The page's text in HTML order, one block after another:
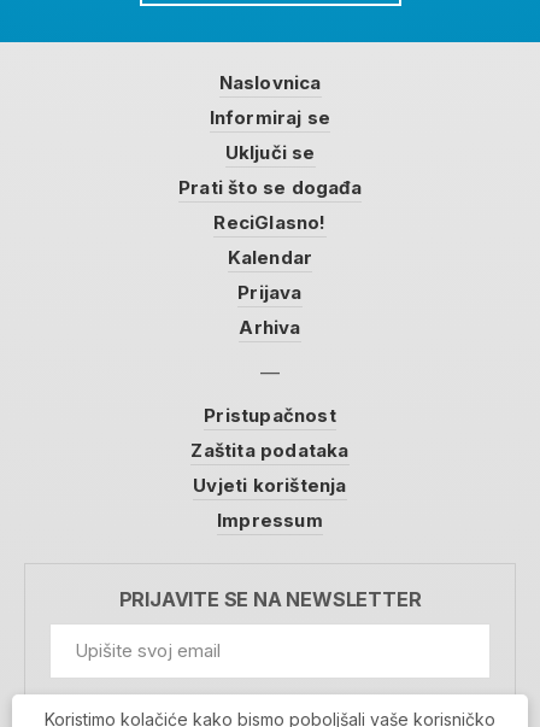
Naslovnica
Informiraj se
Uključi se
Prati što se događa
ReciGlasno!
Kalendar
Prijava
Arhiva
Pristupačnost
Zaštita podataka
Uvjeti korištenja
Impressum
PRIJAVITE SE NA NEWSLETTER
Koristimo kolačiće kako bismo poboljšali vaše korisničko